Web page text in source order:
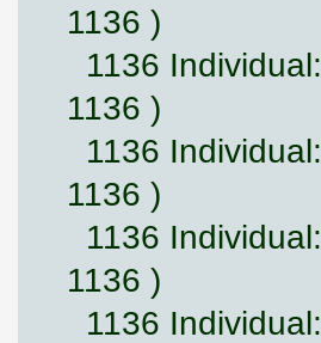
1136 )
1136 Individual:
1136 )
1136 Individual:
1136 )
1136 Individual:
1136 )
1136 Individual: